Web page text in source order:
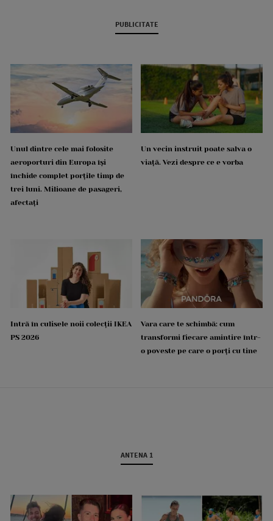
PUBLICITATE
Unul dintre cele mai folosite
aeroporturi din Europa își
închide complet porțile timp de
trei luni. Milioane de pasageri,
afectați
Un vecin instruit poate salva o
viață. Vezi despre ce e vorba
Intră în culisele noii colecții IKEA
PS 2026
Vara care te schimbă: cum
transformi fiecare amintire într-
o poveste pe care o porți cu tine
ANTENA 1